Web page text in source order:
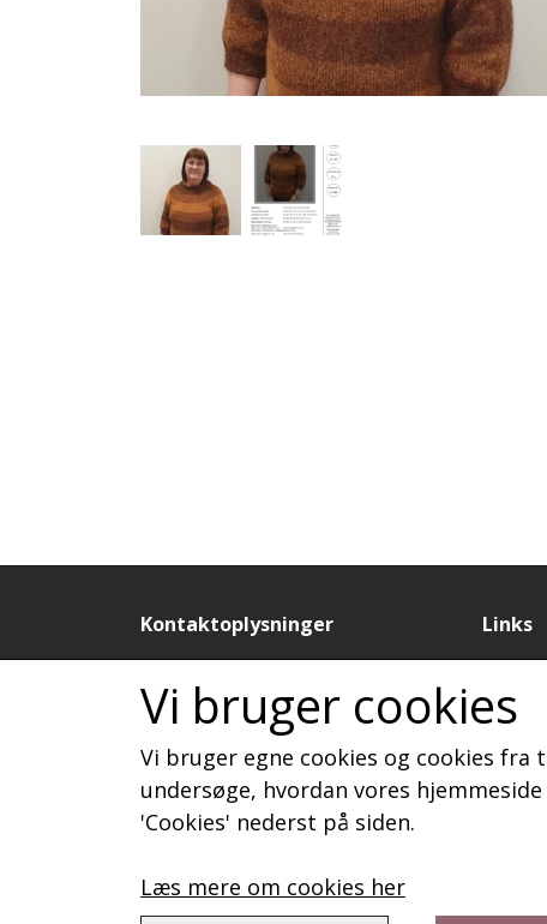
Bøger
Steinbach Pinde
Garnskåle
Projektposer
Kontaktoplysninger
Sandagervej 9B
9430 Vadum
Telefon: 20886788
CVR: 19815277
Links
Cookies
Om os
Vi bruger cookies
Vi bruger egne cookies og cookies
undersøge, hvordan vores
'Cookies' nederst på siden.
Læs mere om cookies her